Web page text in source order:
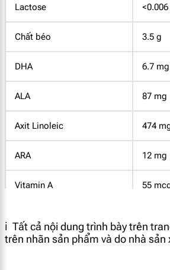
Lactose <0.006
Chất béo 3.5 g
DHA 6.7 mg
ALA 87 mg
Axit Linoleic 474
ARA 12 mg
Vitamin A 55
Vitamin D 1.2
ℹ️ Tất cả nội dung trình bày trên
trên nhãn sản phẩm và do nhà sản